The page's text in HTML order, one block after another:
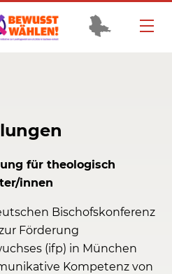
für theologisch
innen
Bischofskonferenz
Förderung
(ifp) in München
Kompetenz von